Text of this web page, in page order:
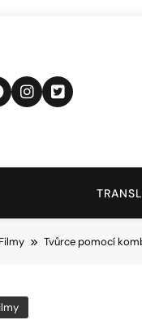
Filmy Tvůrce pomocí